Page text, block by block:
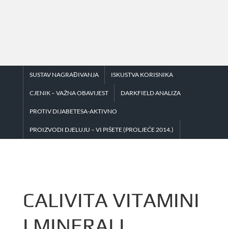
SUSTAV NAGRAĐIVANJA ISKUSTVA KORISNIKA
CJENIK – VAŽNA OBAVIJEST DARKFIELD ANALIZA
PROTIV DIJABETESA-AKTIVNO
PROIZVODI DJELUJU – VI PIŠETE (PROLJEĆE 2014.)
CALIVITA VITAMINI